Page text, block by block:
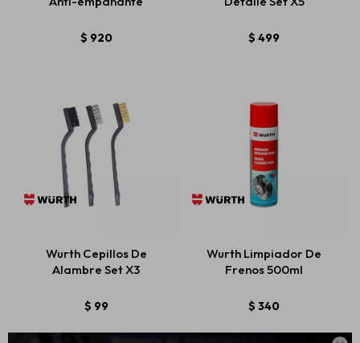
$ 920 $ 499
Wurth Cepillos De
Alambre Set X3
$ 99
Wurth Limpiador De
Frenos 500ml
$ 340